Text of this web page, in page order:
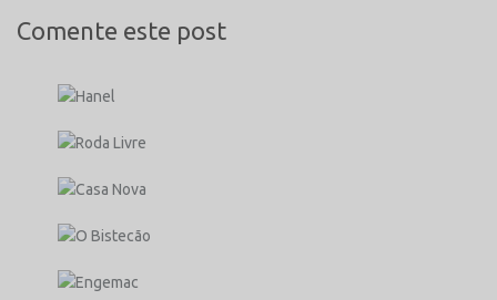
Comente este post